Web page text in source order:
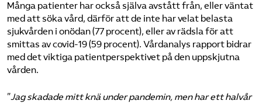
Många patienter har också själva avstått från, eller väntat
med att söka vård, därför att de inte har velat belasta
sjukvården i onödan (77 procent), eller av rädsla för att
smittas av covid-19 (59 procent). Vårdanalys rapport bidrar
med det viktiga patientperspektivet på den uppskjutna
vården.
”Jag skadade mitt knä under pandemin, men har ett halvår